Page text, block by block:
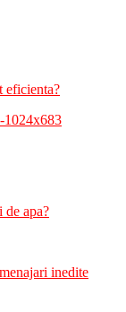
eficienta?
de apa?
inedite